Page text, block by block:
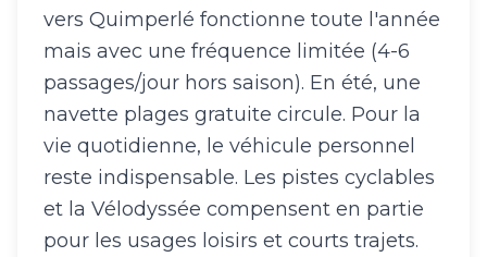
vers Quimperlé fonctionne toute l'année
mais avec une fréquence limitée (4-6
passages/jour hors saison). En été, une
navette plages gratuite circule. Pour la
vie quotidienne, le véhicule personnel
reste indispensable. Les pistes cyclables
et la Vélodyssée compensent en partie
pour les usages loisirs et courts trajets.